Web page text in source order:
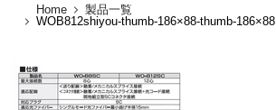
Home
製品一覧
WOB812shiyou-thumb-186×88-thumb-186×88